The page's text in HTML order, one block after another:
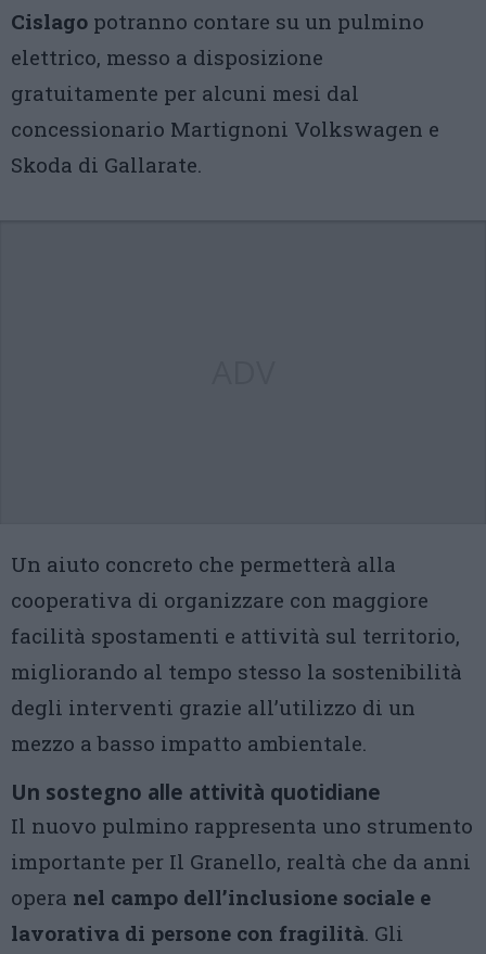
Cislago potranno contare su un pulmino
elettrico, messo a disposizione
gratuitamente per alcuni mesi dal
concessionario Martignoni Volkswagen e
Skoda di Gallarate.
Un aiuto concreto che permetterà alla
cooperativa di organizzare con maggiore
facilità spostamenti e attività sul territorio,
migliorando al tempo stesso la sostenibilità
degli interventi grazie all’utilizzo di un
mezzo a basso impatto ambientale.
Un sostegno alle attività quotidiane
Il nuovo pulmino rappresenta uno strumento
importante per Il Granello, realtà che da anni
opera nel campo dell’inclusione sociale e
lavorativa di persone con fragilità. Gli